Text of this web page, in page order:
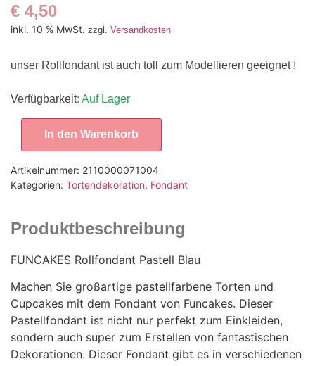
€ 4,50
inkl. 10 % MwSt. zzgl. Versandkosten
unser Rollfondant ist auch toll zum Modellieren geeignet !
Verfügbarkeit: Auf Lager
In den Warenkorb
Artikelnummer: 2110000071004
Kategorien: Tortendekoration, Fondant
Produktbeschreibung
FUNCAKES Rollfondant Pastell Blau
Machen Sie großartige pastellfarbene Torten und
Cupcakes mit dem Fondant von Funcakes. Dieser
Pastellfondant ist nicht nur perfekt zum Einkleiden,
sondern auch super zum Erstellen von fantastischen
Dekorationen. Dieser Fondant gibt es in verschiedenen